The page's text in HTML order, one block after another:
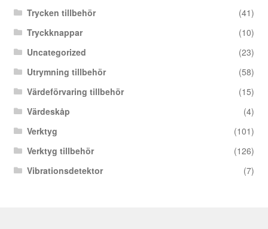
Trycken tillbehör
(41)
Tryckknappar
(10)
Uncategorized
(23)
Utrymning tillbehör
(58)
Värdeförvaring tillbehör
(15)
Värdeskåp
(4)
Verktyg
(101)
Verktyg tillbehör
(126)
Vibrationsdetektor
(7)